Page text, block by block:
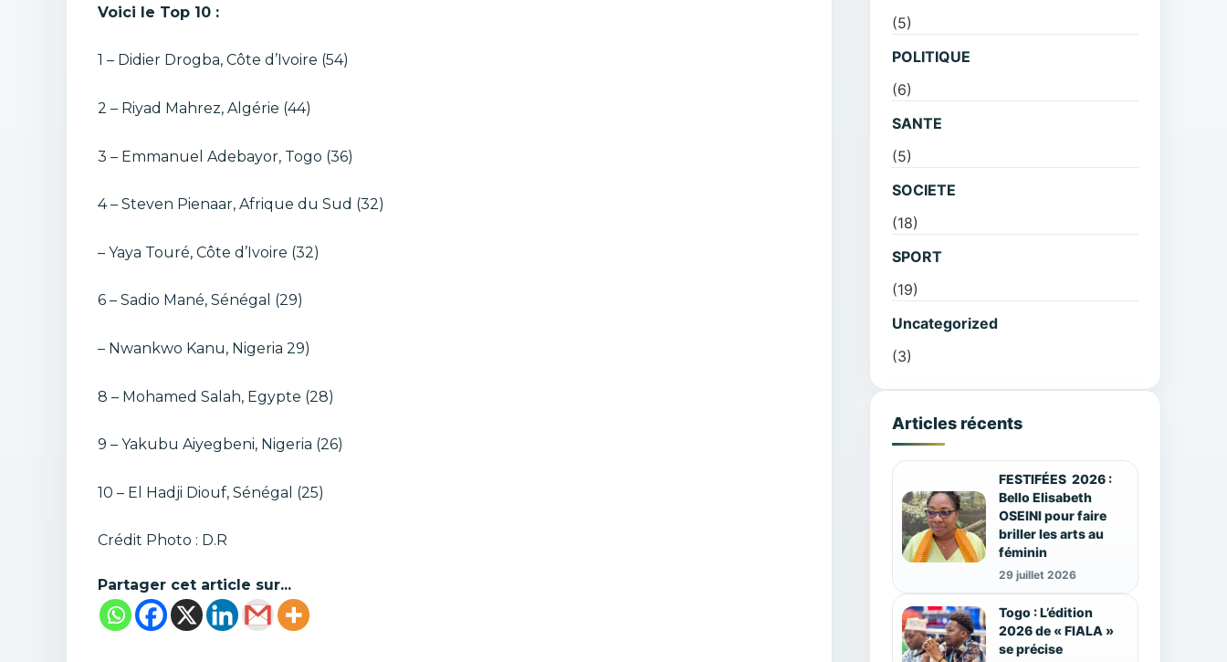
Voici le Top 10 :
1 – Didier Drogba, Côte d’Ivoire (54)
2 – Riyad Mahrez, Algérie (44)
3 – Emmanuel Adebayor, Togo (36)
4 – Steven Pienaar, Afrique du Sud (32)
– Yaya Touré, Côte d’Ivoire (32)
6 – Sadio Mané, Sénégal (29)
– Nwankwo Kanu, Nigeria 29)
8 – Mohamed Salah, Egypte (28)
9 – Yakubu Aiyegbeni, Nigeria (26)
10 – El Hadji Diouf, Sénégal (25)
Crédit Photo : D.R
Partager cet article sur...
(5)
POLITIQUE
(6)
SANTE
(5)
SOCIETE
(18)
SPORT
(19)
Uncategorized
(3)
Articles récents
FESTIFÉES 2026 :
Bello Elisabeth
OSEINI pour faire
briller les arts au
féminin
29 juillet 2026
Togo : L’édition
2026 de « FIALA »
se précise